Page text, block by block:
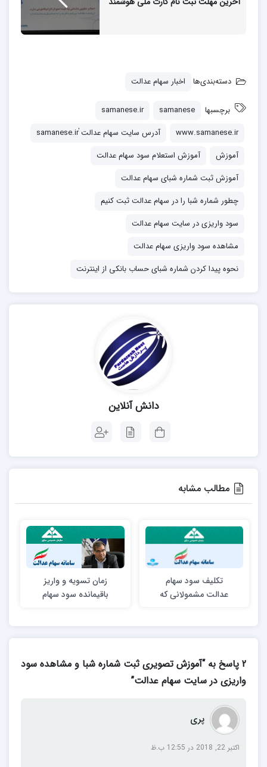
دسته‌بندی‌ها اخبار سهام عدالت
برچسبها samanese
samanese.ir
www.samanese.ir
آدرس سایت سهام عدالت ٰsamanese.ir
آموزش
آموزش استعلام سود سهام عدالت
آموزش ثبت شماره شبای سهام عدالت
چطور شماره شبا را در سهام عدالت ثبت کنیم
سود واریزی در سایت سهام عدالت
مشاهده سود واریزی سهام عدالت
نحوه پیدا کردن شماره شبای حساب بانکی از اینترنت
دانش آنلاین
مطالب مشابه
تکلیف سود سهام
عدالت مشمولانی که
چیست؟
زمان تسویه و واریز
باقیمانده سود سهام
2 پاسخ به “آموزش تصویری ثبت شماره شبا و مشاهده سود
واریزی در سایت سهام عدالت”
پری
اکتبر 22, 2018 در 12:55 ب.ظ